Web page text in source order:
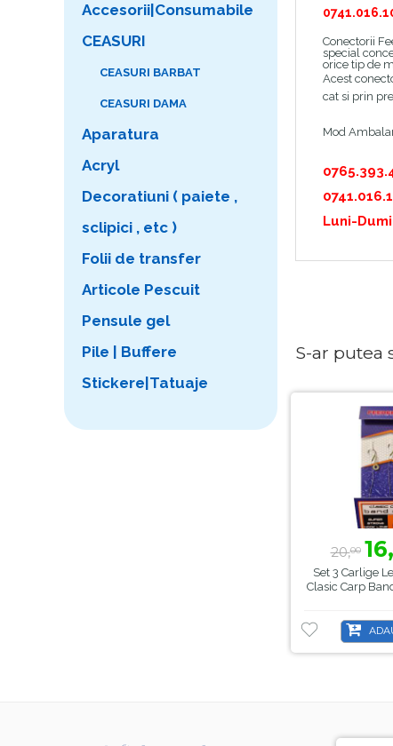
Conectorii
special
orice tip de
Acest
cat si prin
Mod
Luni-
S-ar putea
20,00 16,
Set 3 Carlige
Clasic Carp
Accesorii|Consumabile
CEASURI
CEASURI BARBAT
CEASURI DAMA
Aparatura
Acryl
Decoratiuni ( paiete ,
sclipici , etc )
Folii de transfer
Articole Pescuit
Pensule gel
Pile | Buffere
Stickere|Tatuaje